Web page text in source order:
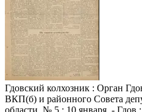
Гдовский колхозник : Орган
ВКП(б) и районного Совета
области. № 5 : 10 января. - Гдов